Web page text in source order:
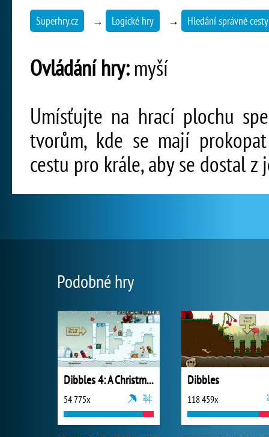
Superhry.cz → Logické hry → Hledání správné cesty
Ovládání hry:myší
Umísťujte na hrací plochu
tvorům, kde se mají
cestu pro krále, aby se dostal
Podobné hry
Dibbles 4: A Christmas Crisis
54 775x
Dibbles
118 459x